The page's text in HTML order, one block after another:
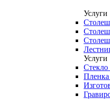
Услуги
Услуги
Стекло
Пленка